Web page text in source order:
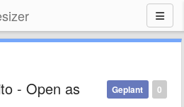
0
Geplant
- Open as